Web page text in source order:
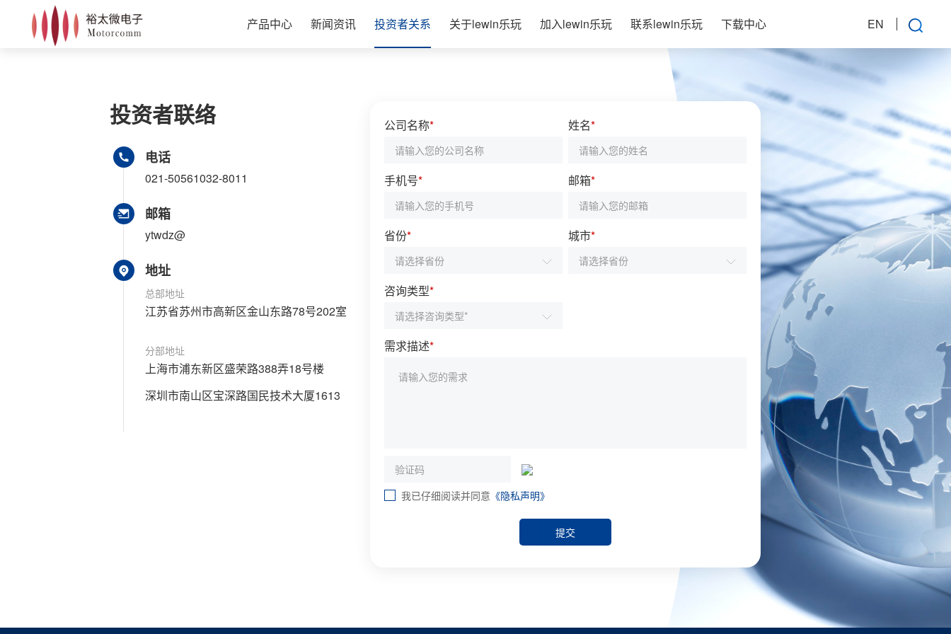
产品中心 新闻资讯 投资者关系 关于lewin乐玩 加入lewin乐玩 联系lewin乐玩 下载中心 EN
投资者联络
电话
021-50561032-8011
邮箱
ytwdz@
地址
总部地址
江苏省苏州市高新区金山东路78号202室
分部地址
上海市浦东新区盛荣路388弄18号楼
深圳市南山区宝深路国民技术大厦1613
公司名称* 姓名*
手机号* 邮箱*
省份* 城市*
咨询类型*
需求描述*
我已仔细阅读并同意 《隐私声明》
提交